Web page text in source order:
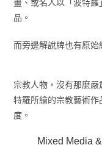
畫、或名人以「波特
品。
而旁邊解說牌也有原始
宗教人物，沒有那麼
特羅所繪的宗教藝術
度。
Mixed Media